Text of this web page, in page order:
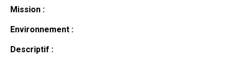
Mission :
Environnement :
Descriptif :